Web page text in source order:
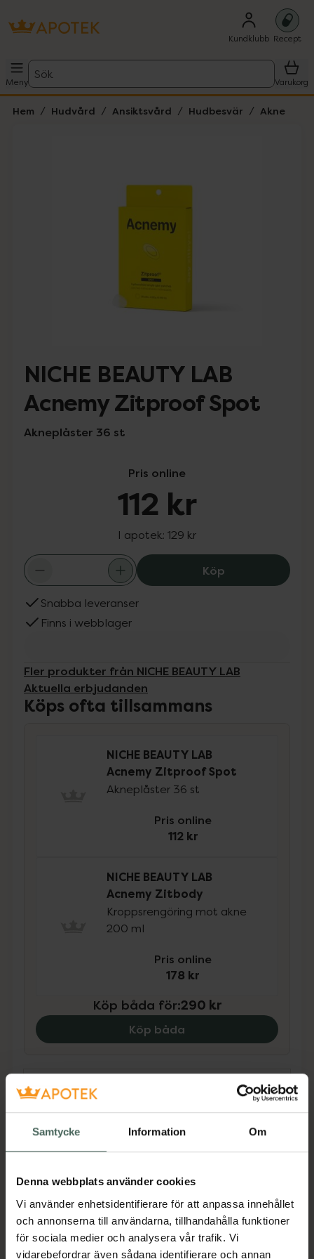
Samtycke Information Om
Denna webbplats använder cookies
Vi använder enhetsidentifierare för att anpassa innehållet
och annonserna till användarna, tillhandahålla funktioner
för sociala medier och analysera vår trafik. Vi
vidarebefordrar även sådana identifierare och annan
Kundklubb Recept
Meny
Sök
Varukorg
Hem Hudvård Ansiktsvård Hudbesvär Akne
NICHE BEAUTY LAB
Acnemy Zitproof Spot
Akneplåster 36 st
Pris online
112 kr
I apotek: 129 kr
KöpNICHE
Snabba leveranser
Finns i webblager
Fler produkter från NICHE BEAUTY LAB
Aktuella erbjudanden
Köps ofta tillsammans
NICHE BEAUTY LAB
Acnemy Zitproof Spot
Akneplåster 36 st
Pris online
112 kr
NICHE BEAUTY LAB
Acnemy Zitbody
Kroppsrengöring mot akne
200 ml
Pris online
178 kr
Köp båda för:290 kr
Köp båda
Beskrivning Dölj
Vem har inte upplevt detta någon gång: du
som dyker upp i värsta tänkbara ögonblick
snabbt och effektivt med vår Zitproof®
Spot.Acnemys hydrokolloida plåster fungerar
som ett skyddande lager och hjälper till att
absorbera olja och smuts från finnen,